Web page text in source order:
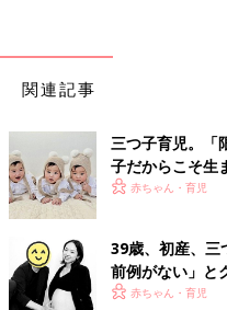
関連記事
三つ子育児。「
子だからこそ生
【体験談】
赤ちゃん・育児
39歳、初産、三
前例がない」と
日々…【桑子英
赤ちゃん・育児